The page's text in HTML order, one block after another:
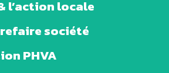
l’action locale
société
PHVA